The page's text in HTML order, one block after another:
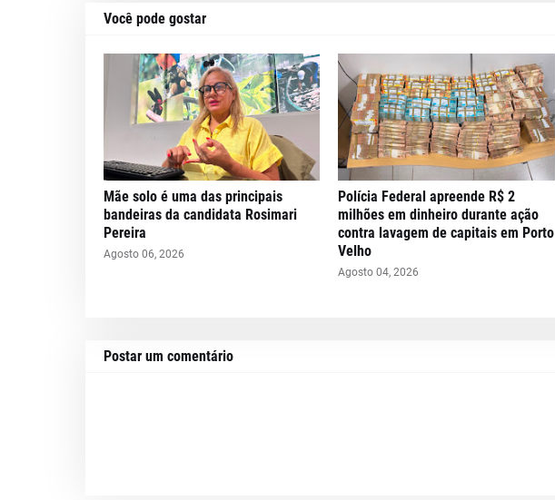
Você pode gostar
Mãe solo é uma das principais
bandeiras da candidata Rosimari
Pereira
Agosto 06, 2026
Polícia Federal apreende R$ 2
milhões em dinheiro durante ação
contra lavagem de capitais em Porto
Velho
Agosto 04, 2026
Postar um comentário